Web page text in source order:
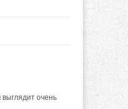
очень